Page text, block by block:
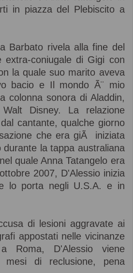
in piazza del Plebiscito a
Barbato rivela alla fine del
extra-coniugale di Gigi con
la quale suo marito aveva
bacio e Il mondo Ã¨ mio
colonna sonora di Aladdin,
Disney. La relazione
cantante, qualche giorno
che era giÃ iniziata
durante la tappa australiana
quale Anna Tatangelo era
2007, D'Alessio inizia
lo porta negli U.S.A. e in
di lesioni aggravate ai
appostati nelle vicinanze
Roma, D'Alessio viene
di reclusione, pena